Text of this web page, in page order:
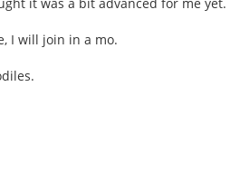
I will join in a mo.